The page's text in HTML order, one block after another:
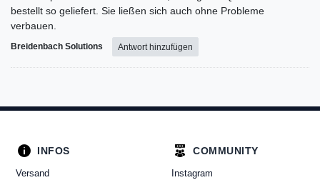
bestellt so geliefert. Sie ließen sich auch ohne Probleme
verbauen.
Breidenbach Solutions Antwort hinzufügen
INFOS
Versand
COMMUNITY
Instagram